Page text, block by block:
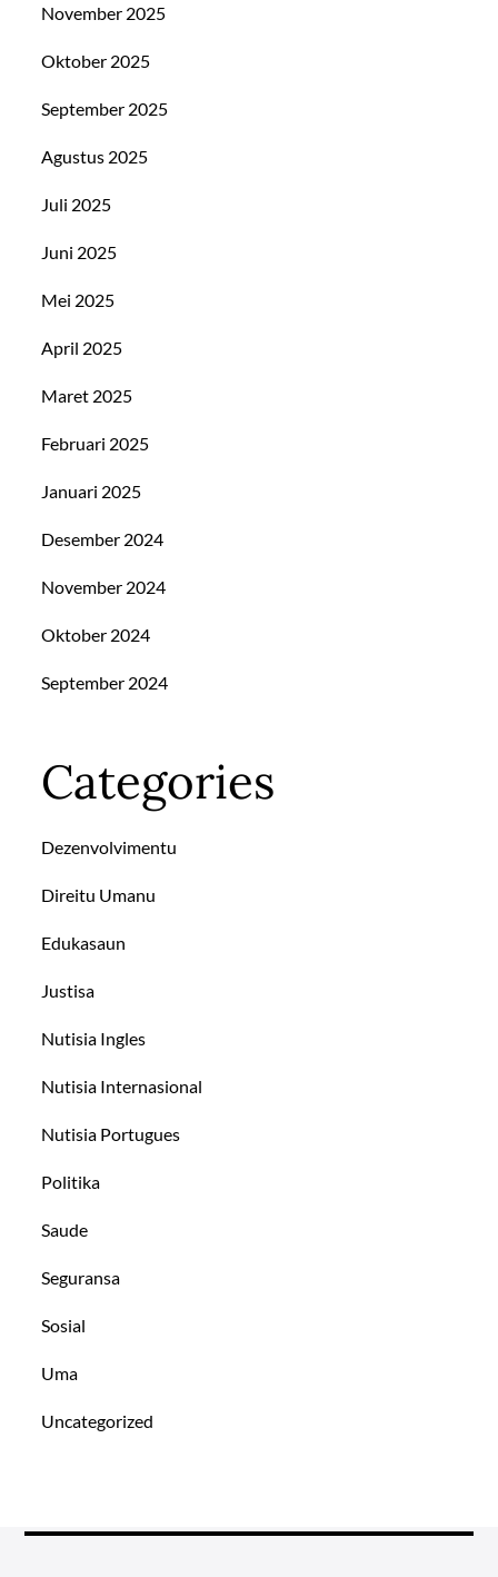
November 2025
Oktober 2025
September 2025
Agustus 2025
Juli 2025
Juni 2025
Mei 2025
April 2025
Maret 2025
Februari 2025
Januari 2025
Desember 2024
November 2024
Oktober 2024
September 2024
Categories
Dezenvolvimentu
Direitu Umanu
Edukasaun
Justisa
Nutisia Ingles
Nutisia Internasional
Nutisia Portugues
Politika
Saude
Seguransa
Sosial
Uma
Uncategorized